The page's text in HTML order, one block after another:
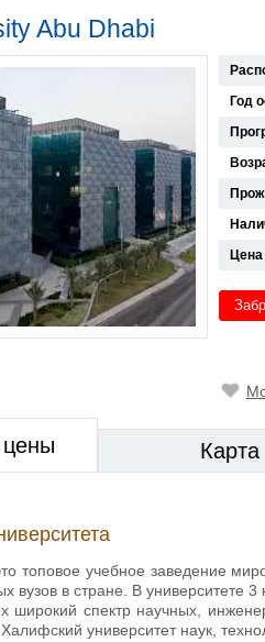
Abu Dhabi
Год
Цена
Карта
топовое учебное заведение
вузов в стране. В университете
широкий спектр научных,
университет наук,